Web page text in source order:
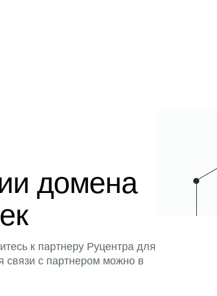
домена
к партнеру Руцентра для
связи с партнером можно в